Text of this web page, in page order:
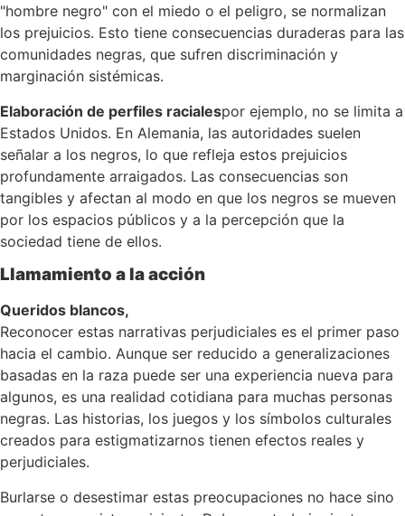
"hombre negro" con el miedo o el peligro, se normalizan
los prejuicios. Esto tiene consecuencias duraderas para las
comunidades negras, que sufren discriminación y
marginación sistémicas.
Elaboración de perfiles racialespor ejemplo, no se limita a
Estados Unidos. En Alemania, las autoridades suelen
señalar a los negros, lo que refleja estos prejuicios
profundamente arraigados. Las consecuencias son
tangibles y afectan al modo en que los negros se mueven
por los espacios públicos y a la percepción que la
sociedad tiene de ellos.
Llamamiento a la acción
Queridos blancos,
Reconocer estas narrativas perjudiciales es el primer paso
hacia el cambio. Aunque ser reducido a generalizaciones
basadas en la raza puede ser una experiencia nueva para
algunos, es una realidad cotidiana para muchas personas
negras. Las historias, los juegos y los símbolos culturales
creados para estigmatizarnos tienen efectos reales y
perjudiciales.
Burlarse o desestimar estas preocupaciones no hace sino